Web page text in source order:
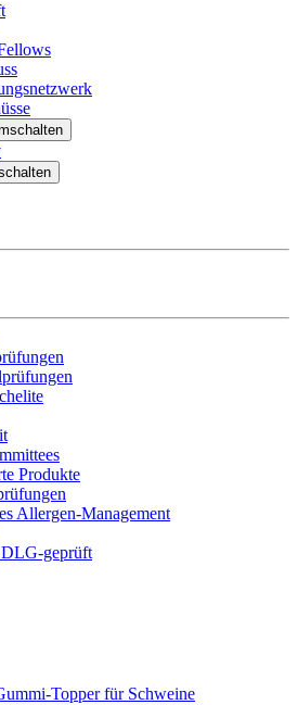
Produkte
Allergen-Management
geprüft
Topper für Schweine